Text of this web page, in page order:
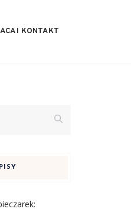
I KONTAKT